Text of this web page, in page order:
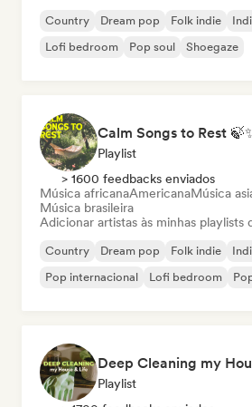
Country Dream pop Folk indie
Lofi bedroom
Pop soul Shoegaze
Playlist
> 1600 feedbacks enviados
Música africanaAmericanaMúsica
Música brasileira
Adicionar artistas às minhas playlists
Country Dream pop Folk indie
Pop internacional
Lofi bedroom
Playlist